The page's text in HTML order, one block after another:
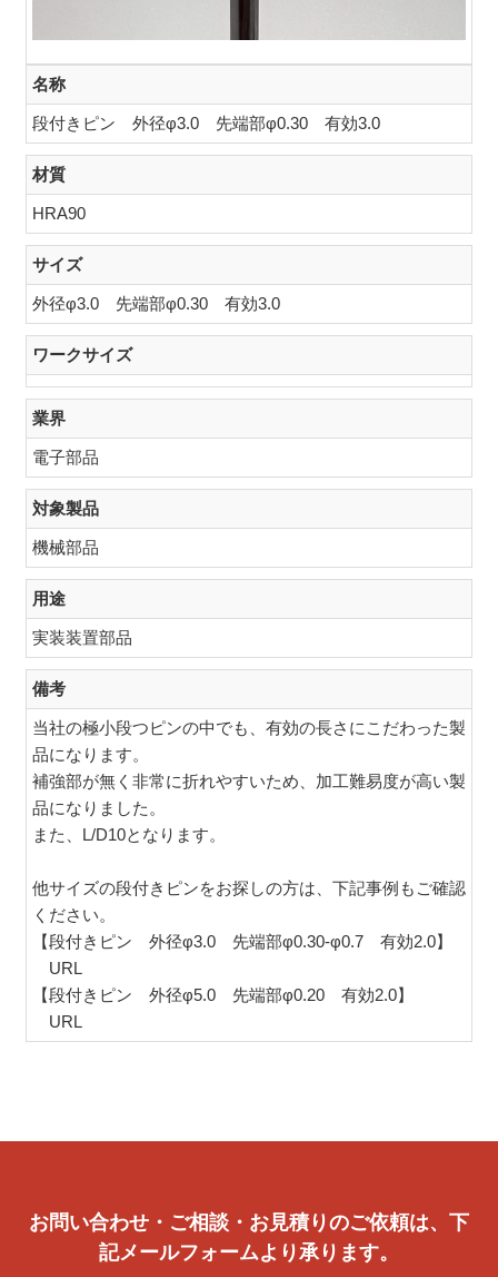
名称
段付きピン 外径φ3.0 先端部φ0.30 有効3.0
材質
HRA90
サイズ
外径φ3.0 先端部φ0.30 有効3.0
ワークサイズ
業界
電子部品
対象製品
機械部品
用途
実装装置部品
備考
当社の極小段つピンの中でも、有効の長さにこだわった製
品になります。
補強部が無く非常に折れやすいため、加工難易度が高い製
品になりました。
また、L/D10となります。
他サイズの段付きピンをお探しの方は、下記事例もご確認
ください。
【段付きピン 外径φ3.0 先端部φ0.30-φ0.7 有効2.0】
URL
【段付きピン 外径φ5.0 先端部φ0.20 有効2.0】
URL
お問い合わせ・ご相談・お見積りのご依頼は、下
記メールフォームより承ります。